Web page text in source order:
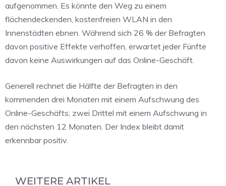
aufgenommen. Es könnte den Weg zu einem
flächendeckenden, kostenfreien WLAN in den
Innenstädten ebnen. Während sich 26 % der Befragten
davon positive Effekte verhoffen, erwartet jeder Fünfte
davon keine Auswirkungen auf das Online-Geschäft.
Generell rechnet die Hälfte der Befragten in den
kommenden drei Monaten mit einem Aufschwung des
Online-Geschäfts; zwei Drittel mit einem Aufschwung in
den nächsten 12 Monaten. Der Index bleibt damit
erkennbar positiv.
WEITERE ARTIKEL